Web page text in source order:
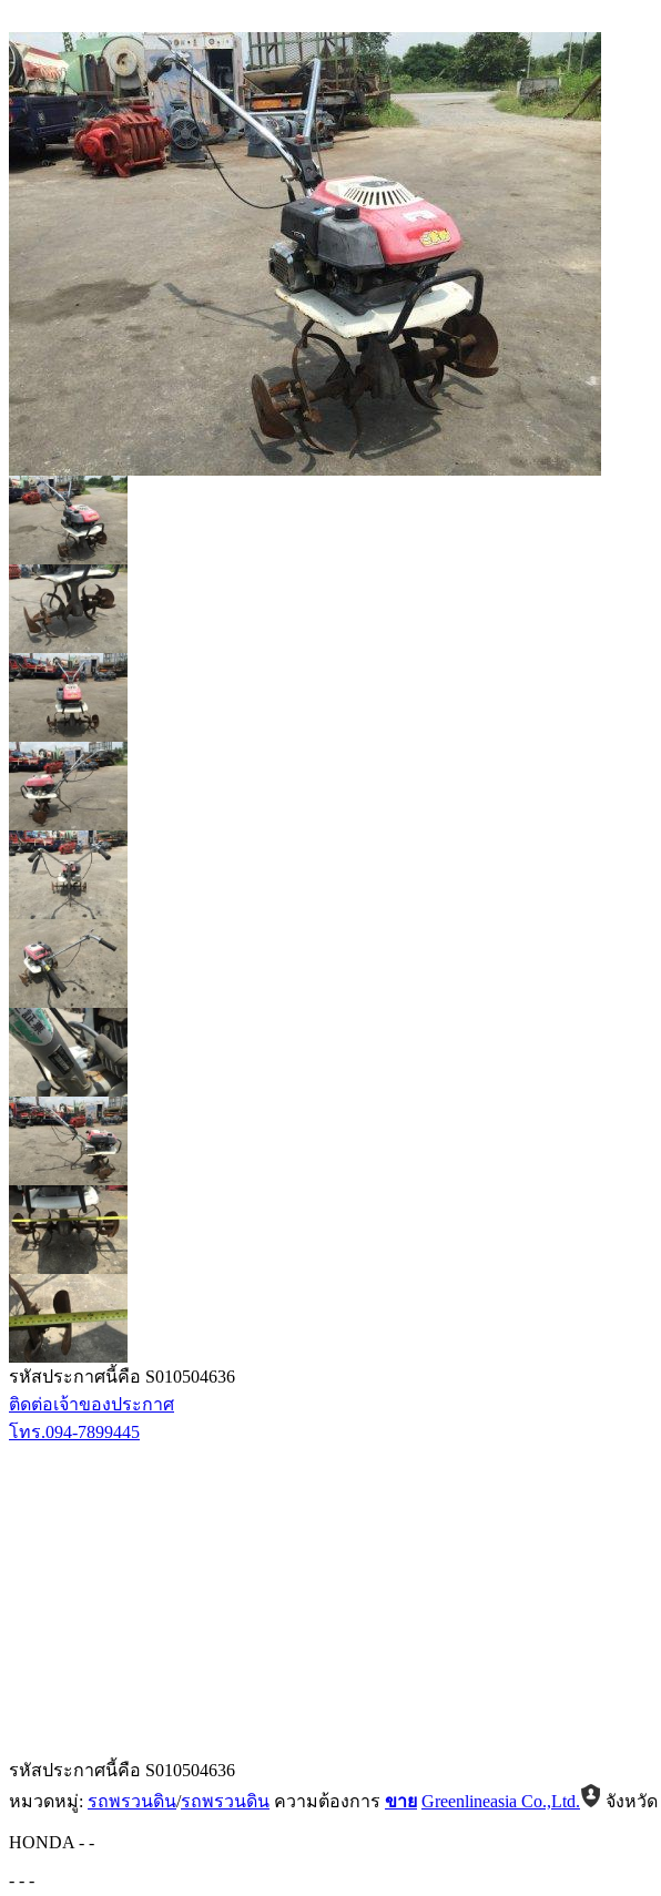
รหัสประกาศนี้คือ S010504636
ติดต่อเจ้าของประกาศ
โทร.094-7899445
รหัสประกาศนี้คือ S010504636
หมวดหมู่: รถพรวนดิน/รถพรวนดิน ความต้องการ ขาย Greenlineasia Co.,Ltd. จังหวัด
HONDA - -
- - -